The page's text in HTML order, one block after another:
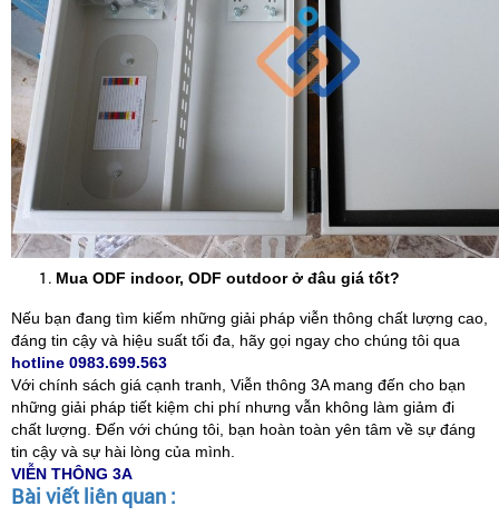
Mua ODF indoor, ODF outdoor ở đâu giá tốt?
Nếu bạn đang tìm kiếm những giải pháp viễn thông chất lượng cao,
đáng tin cậy và hiệu suất tối đa, hãy gọi ngay cho chúng tôi qua
hotline 0983.699.563
Với chính sách giá cạnh tranh, Viễn thông 3A mang đến cho bạn
những giải pháp tiết kiệm chi phí nhưng vẫn không làm giảm đi
chất lượng. Đến với chúng tôi, bạn hoàn toàn yên tâm về sự đáng
tin cậy và sự hài lòng của mình.
VIỄN THÔNG 3A
Bài viết liên quan :